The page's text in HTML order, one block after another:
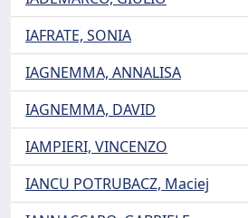
IAFRATE, SONIA
IAGNEMMA, ANNALISA
IAGNEMMA, DAVID
IAMPIERI, VINCENZO
IANCU POTRUBACZ, Maciej